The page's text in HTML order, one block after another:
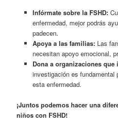
Infórmate sobre la FSHD:
enfermedad, mejor podrás
padecen.
Apoya a las familias:Las
necesitan apoyo emocional,
Dona a organizaciones que
investigación es fundamental
esta enfermedad.
¡Juntos podemos hacer una
niños con FSHD!